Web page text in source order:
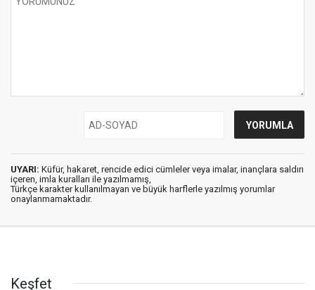
UYARI: Küfür, hakaret, rencide edici cümleler veya imalar, inançlara saldırı
içeren, imla kuralları ile yazılmamış,
Türkçe karakter kullanılmayan ve büyük harflerle yazılmış yorumlar
onaylanmamaktadır.
Keşfet